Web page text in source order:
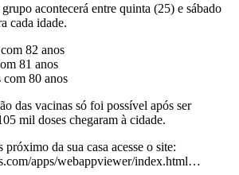
acontecerá entre quinta (25) e sábado
cada idade.
82 anos
81 anos
com 80 anos
das vacinas só foi possível após ser
mil doses chegaram à cidade.
próximo da sua casa acesse o site:
apps/webappviewer/index.html…